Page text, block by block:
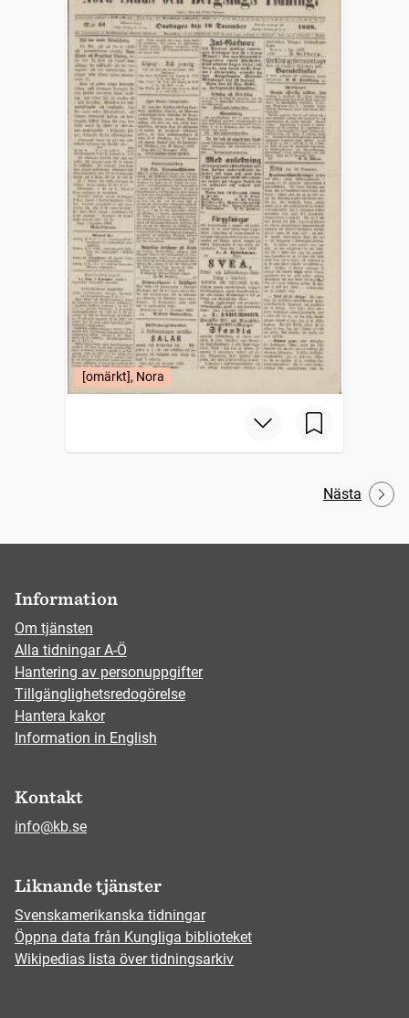
[omärkt], Nora
Nästa
Information
Om tjänsten
Alla tidningar A-Ö
Hantering av personuppgifter
Tillgänglighetsredogörelse
Hantera kakor
Information in English
Kontakt
info@kb.se
Liknande tjänster
Svenskamerikanska tidningar
Öppna data från Kungliga biblioteket
Wikipedias lista över tidningsarkiv